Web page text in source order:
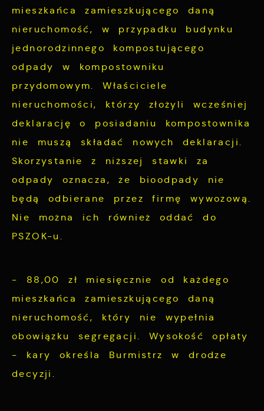
mieszkańca zamieszkującego daną
nieruchomość, w przypadku budynku
jednorodzinnego kompostującego
odpady w kompostowniku
przydomowym. Właściciele
nieruchomości, którzy złożyli wcześniej
deklarację o posiadaniu kompostownika
nie muszą składać nowych deklaracji.
Skorzystanie z niższej stawki za
odpady oznacza, że bioodpady nie
będą odbierane przez firmę wywozową.
Nie można ich również oddać do
PSZOK-u.
- 88,00 zł miesięcznie od każdego
mieszkańca zamieszkującego daną
nieruchomość, który nie wypełnia
obowiązku segregacji. Wysokość opłaty
- kary określa Burmistrz w drodze
decyzji.